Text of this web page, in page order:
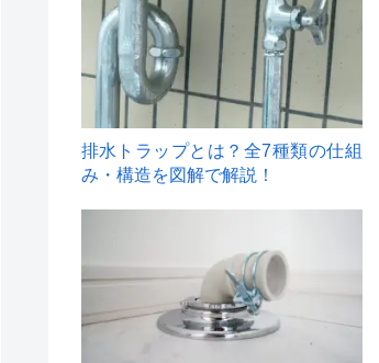
排水トラップとは？全7種類の仕組
み・構造を図解で解説！